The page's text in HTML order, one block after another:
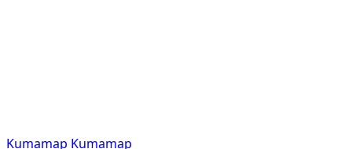
Kumamap Kumamap